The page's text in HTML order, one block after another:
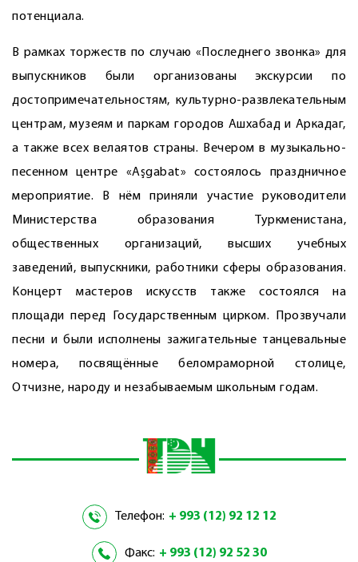
потенциала.
В рамках торжеств по случаю «Последнего звонка» для
выпускников были организованы экскурсии по
достопримечательностям, культурно-развлекательным
центрам, музеям и паркам городов Ашхабад и Аркадаг,
а также всех велаятов страны. Вечером в музыкально-
песенном центре «Aşgabat» состоялось праздничное
мероприятие. В нём приняли участие руководители
Министерства образования Туркменистана,
общественных организаций, высших учебных
заведений, выпускники, работники сферы образования.
Концерт мастеров искусств также состоялся на
площади перед Государственным цирком. Прозвучали
песни и были исполнены зажигательные танцевальные
номера, посвящённые беломраморной столице,
Отчизне, народу и незабываемым школьным годам.
Телефон: + 993 (12) 92 12 12
Факс: + 993 (12) 92 52 30